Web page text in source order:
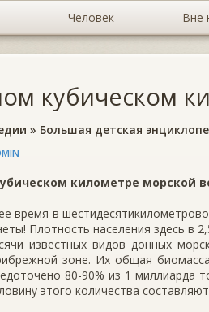
Человек Вне
кубическом
» Большая детская
километре морской
время в
Плотность населения здесь в
известных видов донных
зоне. Их общая
80-90% из 1
этого количества